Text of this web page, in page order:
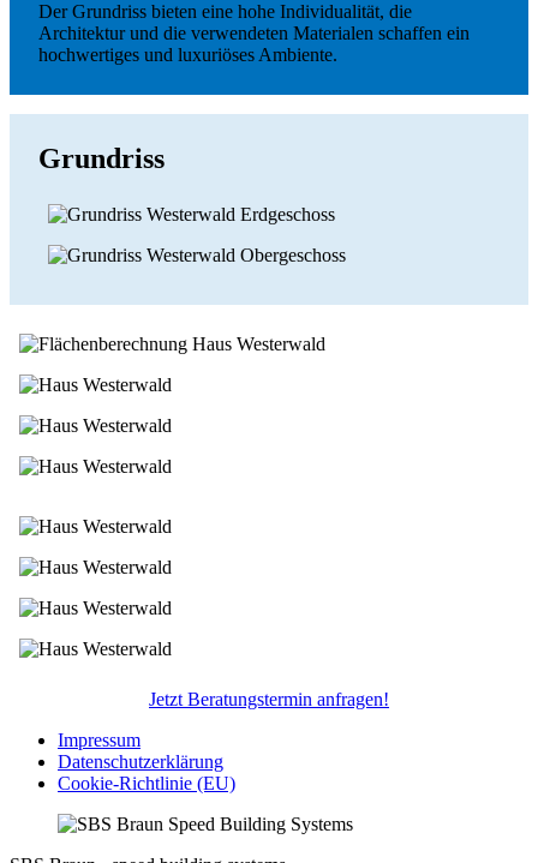
Der Grundriss bieten eine hohe Individualität, die
Architektur und die verwendeten Materialen schaffen ein
hochwertiges und luxuriöses Ambiente.
Grundriss
Jetzt Beratungstermin anfragen!
Impressum
Datenschutzerklärung
Cookie-Richtlinie (EU)